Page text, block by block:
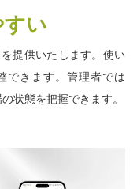
い
を提供いたします。使い
できます。管理者では
状態を把握できます。